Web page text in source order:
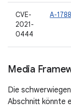
CVE-
2021-
0444
A-
Media
Die
Abschnitt könnte